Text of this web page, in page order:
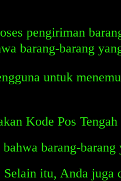
pengiriman
barang-barang
untuk
Kode Pos
barang-
itu, Anda juga